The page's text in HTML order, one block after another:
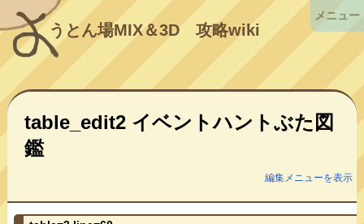
うとん場MIX＆3D攻略wiki
table_edit2 イベントハントぶた図
鑑
編集メニューを表示
メニュー